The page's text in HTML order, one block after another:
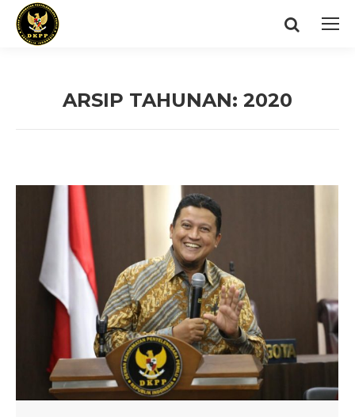
Search:
ARSIP TAHUNAN: 2020